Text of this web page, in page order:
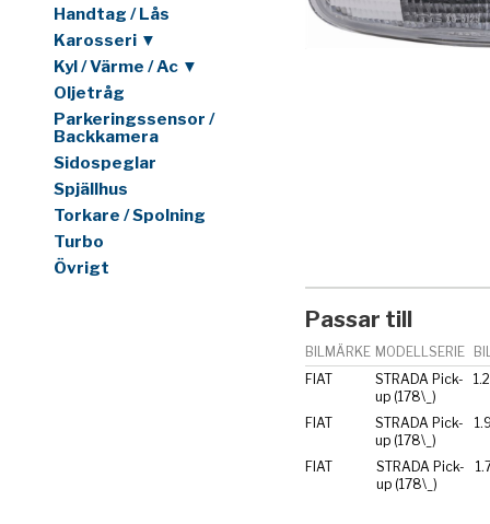
Handtag / Lås
Karosseri ▼
Kyl / Värme / Ac ▼
Oljetråg
Parkeringssensor /
Backkamera
Sidospeglar
Spjällhus
Torkare / Spolning
Turbo
Övrigt
Passar till
BILMÄRKE MODELLSERIE
FIAT
STRADA Pick-
up (178\_)
1.2
FIAT
STRADA Pick-
up (178\_)
FIAT
STRADA Pick-
up (178\_)